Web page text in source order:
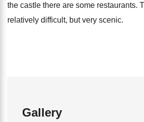
the castle there are some restaurants.
relatively difficult, but very scenic.
Gallery